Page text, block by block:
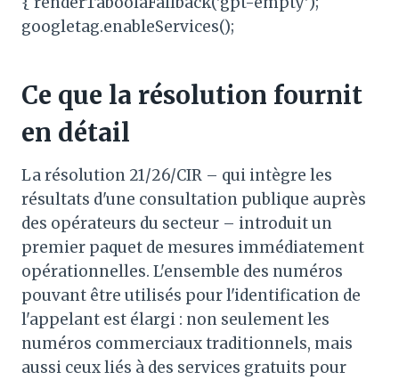
googletag.enableServices();
Ce que la résolution fournit
en détail
La résolution 21/26/CIR – qui intègre les
résultats d'une consultation publique auprès
des opérateurs du secteur – introduit un
premier paquet de mesures immédiatement
opérationnelles. L'ensemble des numéros
pouvant être utilisés pour l'identification de
l'appelant est élargi : non seulement les
numéros commerciaux traditionnels, mais
aussi ceux liés à des services gratuits pour